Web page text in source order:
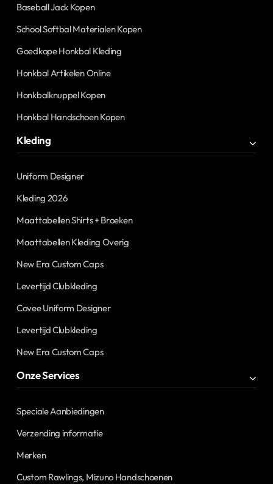
Baseball Jack Kopen
School Softbal Materialen Kopen
Goedkope Honkbal Kleding
Honkbal Artikelen Online
Honkbalknuppel Kopen
Honkbal Handschoen Kopen
Kleding
Uniform Designer
Kleding 2026
Maattabellen Shirts + Broeken
Maattabellen Kleding Overig
New Era Custom Caps
Levertijd Clubkleding
Covee Uniform Designer
Levertijd Clubkleding
New Era Custom Caps
Onze Services
Speciale Aanbiedingen
Verzending informatie
Merken
Custom Rawlings, Mizuno Handschoenen